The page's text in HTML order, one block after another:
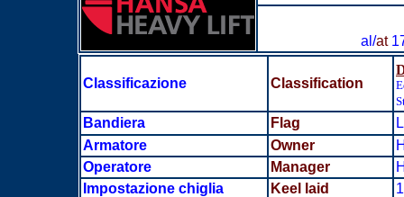
al/at
Classificazione Classification
Bandiera Flag
Armatore
Owner
Operatore
Manager
Impostazione chiglia
Keel laid